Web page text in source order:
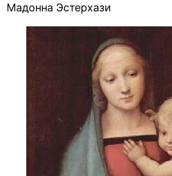
Мадонна Эстерхази